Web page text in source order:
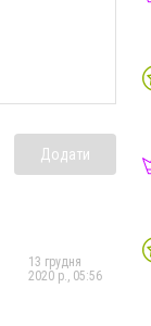
Додати
13 грудня
2020 р., 05:56